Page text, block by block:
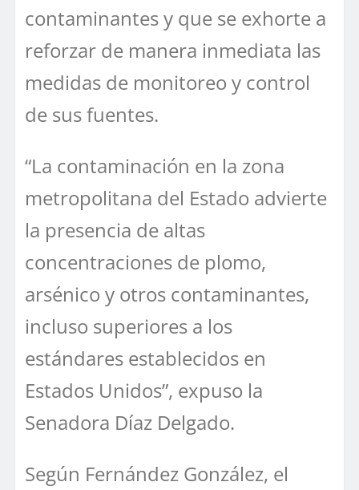
contaminantes y que se exhorte a
reforzar de manera inmediata las
medidas de monitoreo y control
de sus fuentes.
“La contaminación en la zona
metropolitana del Estado advierte
la presencia de altas
concentraciones de plomo,
arsénico y otros contaminantes,
incluso superiores a los
estándares establecidos en
Estados Unidos”, expuso la
Senadora Díaz Delgado.
Según Fernández González, el